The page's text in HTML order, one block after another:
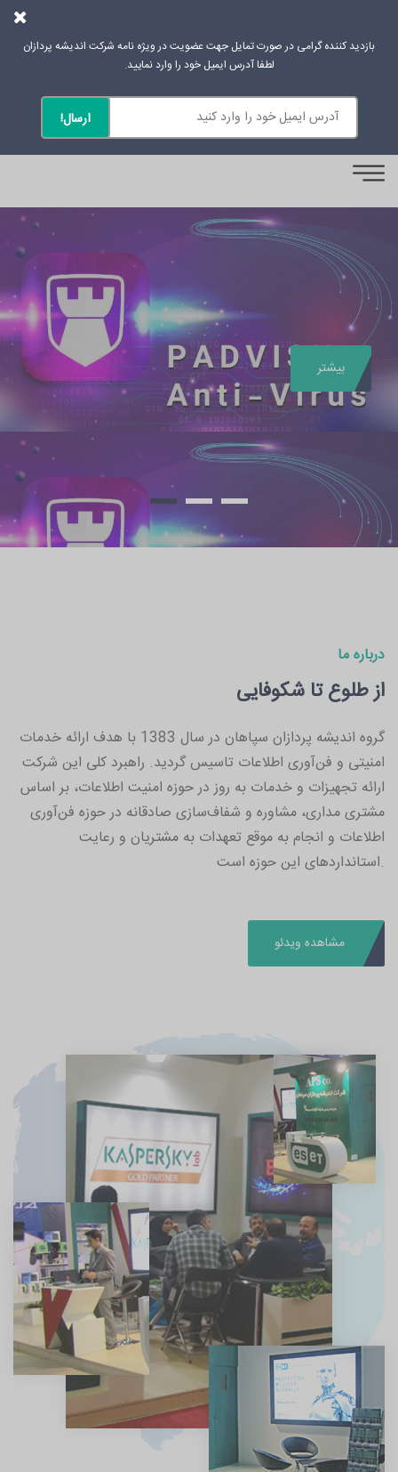
بیشتر
درباره ما
از طلوع تا شکوفایی
گروه اندیشه پردازان سپاهان در سال 1383 با هدف ارائه خدمات
امنیتی و فن‌آوری اطلاعات تاسیس گردید. راهبرد کلی این شرکت
ارائه تجهیزات و خدمات به روز در حوزه امنیت اطلاعات، بر اساس
مشتری مداری، مشاوره و شفاف‌سازی صادقانه در حوزه فن‌آوری
اطلاعات و انجام به موقع تعهدات به مشتریان و رعایت
.استانداردهای این حوزه است
مشاهده ویدئو
بازدید کننده گرامی در صورت تمایل جهت عضویت در ویژه نامه شرکت اندیشه پردازان
لطفا آدرس ایمیل خود را وارد نمایید.